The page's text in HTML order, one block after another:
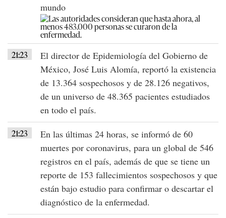
mundo
21:23
El director de Epidemiología del Gobierno de
México, José Luis Alomía, reportó la existencia
de 13.364 sospechosos y de 28.126 negativos,
de un universo de 48.365 pacientes estudiados
en todo el país.
21:23
En las últimas 24 horas, se informó de 60
muertes por coronavirus, para un global de 546
registros en el país, además de que se tiene un
reporte de 153 fallecimientos sospechosos y que
están bajo estudio para confirmar o descartar el
diagnóstico de la enfermedad.